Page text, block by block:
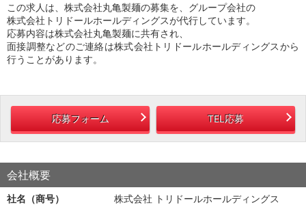
この求人は、株式会社丸亀製麺の募集を、グループ会社の
株式会社トリドールホールディングスが代行しています。
応募内容は株式会社丸亀製麺に共有され、
面接調整などのご連絡は株式会社トリドールホールディングスから
行うことがあります。
応募フォーム TEL応募
会社概要
社名（商号）
株式会社 トリドールホールディングス